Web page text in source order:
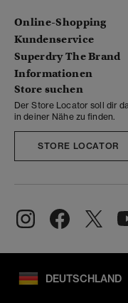
Online-Shopping
Kundenservice
Superdry The Brand
Informationen
Store suchen
Der Store Locator soll dir
in deiner Nähe zu finden.
STORE LOCATOR
DEUTSCHLAND